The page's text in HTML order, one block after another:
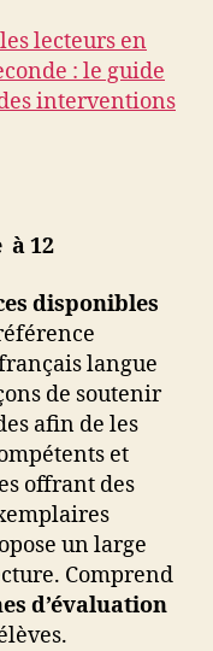
lecteurs en
: le guide
interventions
à 12
disponibles
langue
de soutenir
afin de les
et
offrant des
un large
Comprend
d’évaluation